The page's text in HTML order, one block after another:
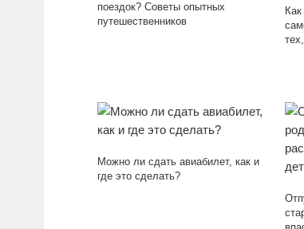
поездок? Советы опытных
путешественников
Можно ли сдать авиабилет, как и
где это сделать?